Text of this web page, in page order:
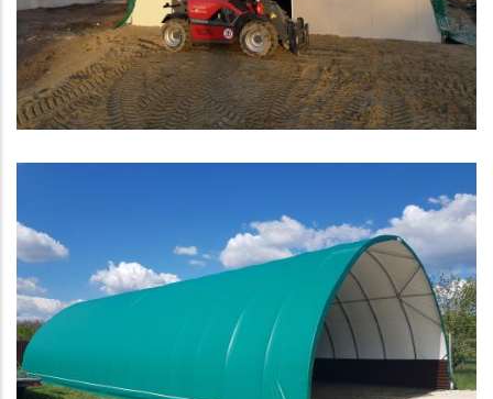
Állattart sátor a Fővárosi Állat és
Növénykertben
SÁTOR